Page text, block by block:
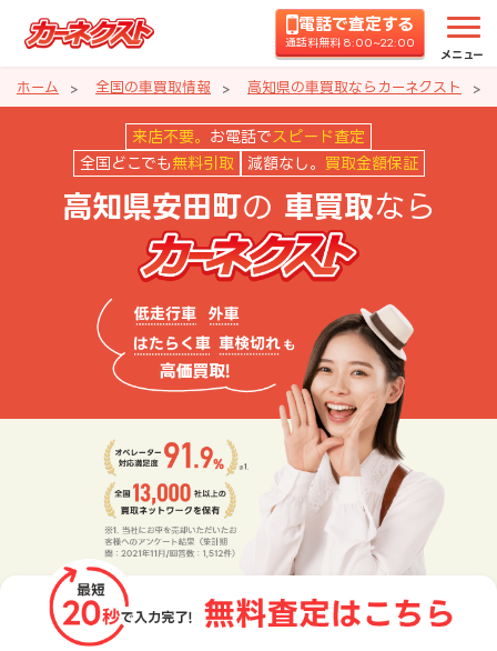
電話で査定する
通話料無料 8:00~22:00
メニュー
ホーム 全国の車買取情報 高知県の車買取ならカーネクスト
高知県安田町の車買取ならカー
来店不要。 お電話で スピード査定
全国どこでも 無料引取 減額なし。 買取金額保証
高知県安田町の 車買取なら